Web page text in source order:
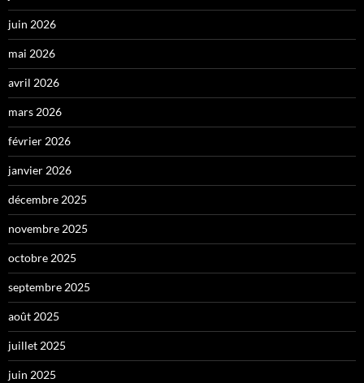
juin 2026
mai 2026
avril 2026
mars 2026
février 2026
janvier 2026
décembre 2025
novembre 2025
octobre 2025
septembre 2025
août 2025
juillet 2025
juin 2025